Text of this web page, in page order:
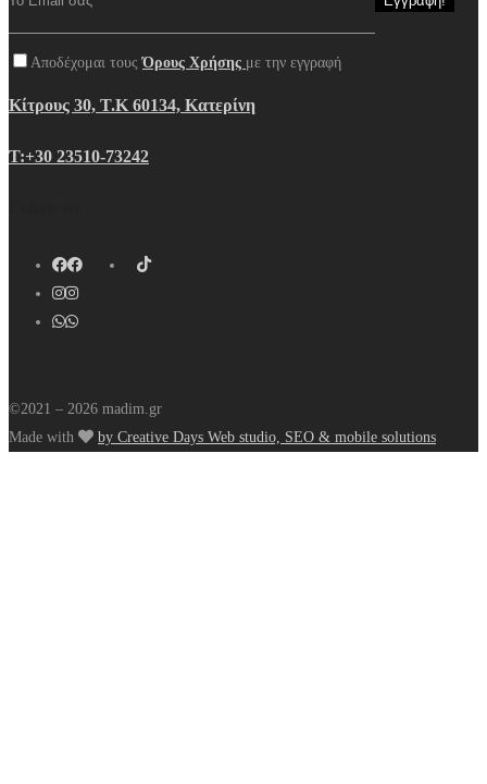
Αποδέχομαι τουςΌρους Χρήσης με την εγγραφή
Κίτρους 30, Τ.Κ 60134, Κατερίνη
Τ:+30 23510-73242
©2021 – 2026 madim.gr
Made with
by Creative Days Web studio, SEO & mobile solutions